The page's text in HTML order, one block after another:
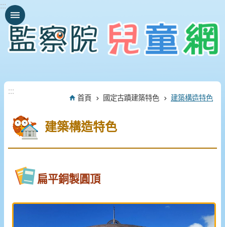
跳到主要內容區塊
:::
:::
首頁 國定古蹟建築特色 建築構造特色
建築構造特色
扁平銅製圓頂